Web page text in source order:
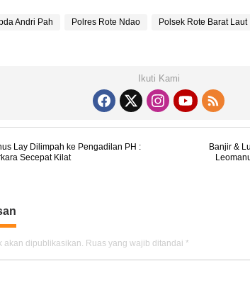
Andri Pah Polres Rote Ndao Polsek Rote Barat Laut
Ikuti Kami
Lay Dilimpah ke Pengadilan PH :
Secepat Kilat
Banjir &
akan dipublikasikan. Ruas yang wajib ditandai *